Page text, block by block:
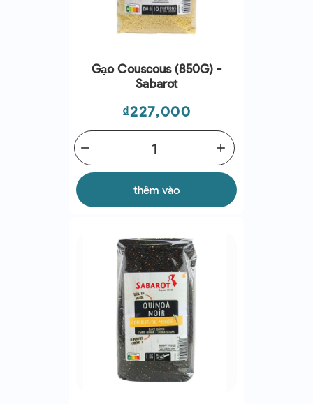
Gạo Couscous (850G) -
Sabarot
Giá
₫227,000
add
remove
thêm vào